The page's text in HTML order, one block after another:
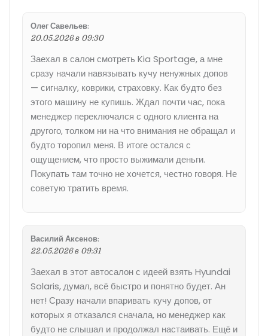
Олег Савельев:
20.05.2026 в 09:30
Заехал в салон смотреть Kia Sportage, а мне
сразу начали навязывать кучу ненужных допов
— сигналку, коврики, страховку. Как будто без
этого машину не купишь. Ждал почти час, пока
менеджер переключался с одного клиента на
другого, толком ни на что внимания не обращал и
будто торопил меня. В итоге остался с
ощущением, что просто выжимали деньги.
Покупать там точно не хочется, честно говоря. Не
советую тратить время.
Василий Аксенов:
22.05.2026 в 09:31
Заехал в этот автосалон с идеей взять Hyundai
Solaris, думал, всё быстро и понятно будет. Ан
нет! Сразу начали впаривать кучу допов, от
которых я отказался сначала, но менеджер как
будто не слышал и продолжал настаивать. Ещё и